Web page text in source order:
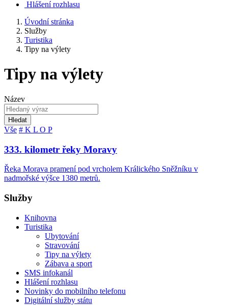
Hlášení rozhlasu
Úvodní stránka
Služby
Turistika
Tipy na výlety
Tipy na výlety
Název
Hledat
Vše # K L O P
333. kilometr řeky Moravy
Řeka Morava pramení pod vrcholem Králického Sněžníku v
nadmořské výšce 1380 metrů.
Služby
Knihovna
Turistika
Ubytování
Stravování
Tipy na výlety
Zábava a sport
SMS infokanál
Hlášení rozhlasu
Novinky do mobilního telefonu
Digitální služby státu